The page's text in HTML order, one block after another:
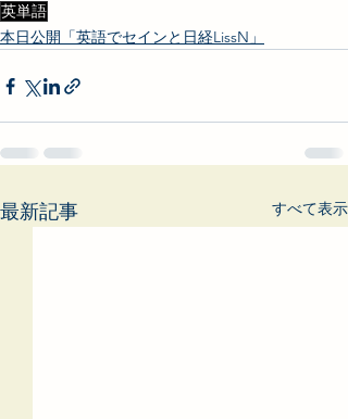
英単語
本日公開「英語でセインと日経LissN」
最新記事 すべて表示